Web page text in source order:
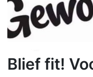
Blief fit!